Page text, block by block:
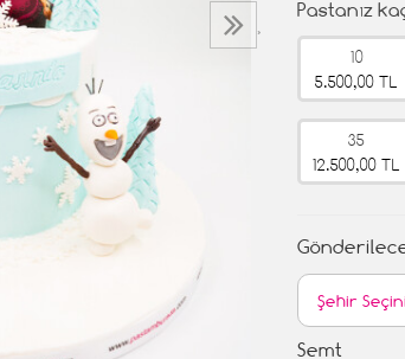
›
Pastanız
10
5.500,00 TL
35
12.500,00 TL
Semt